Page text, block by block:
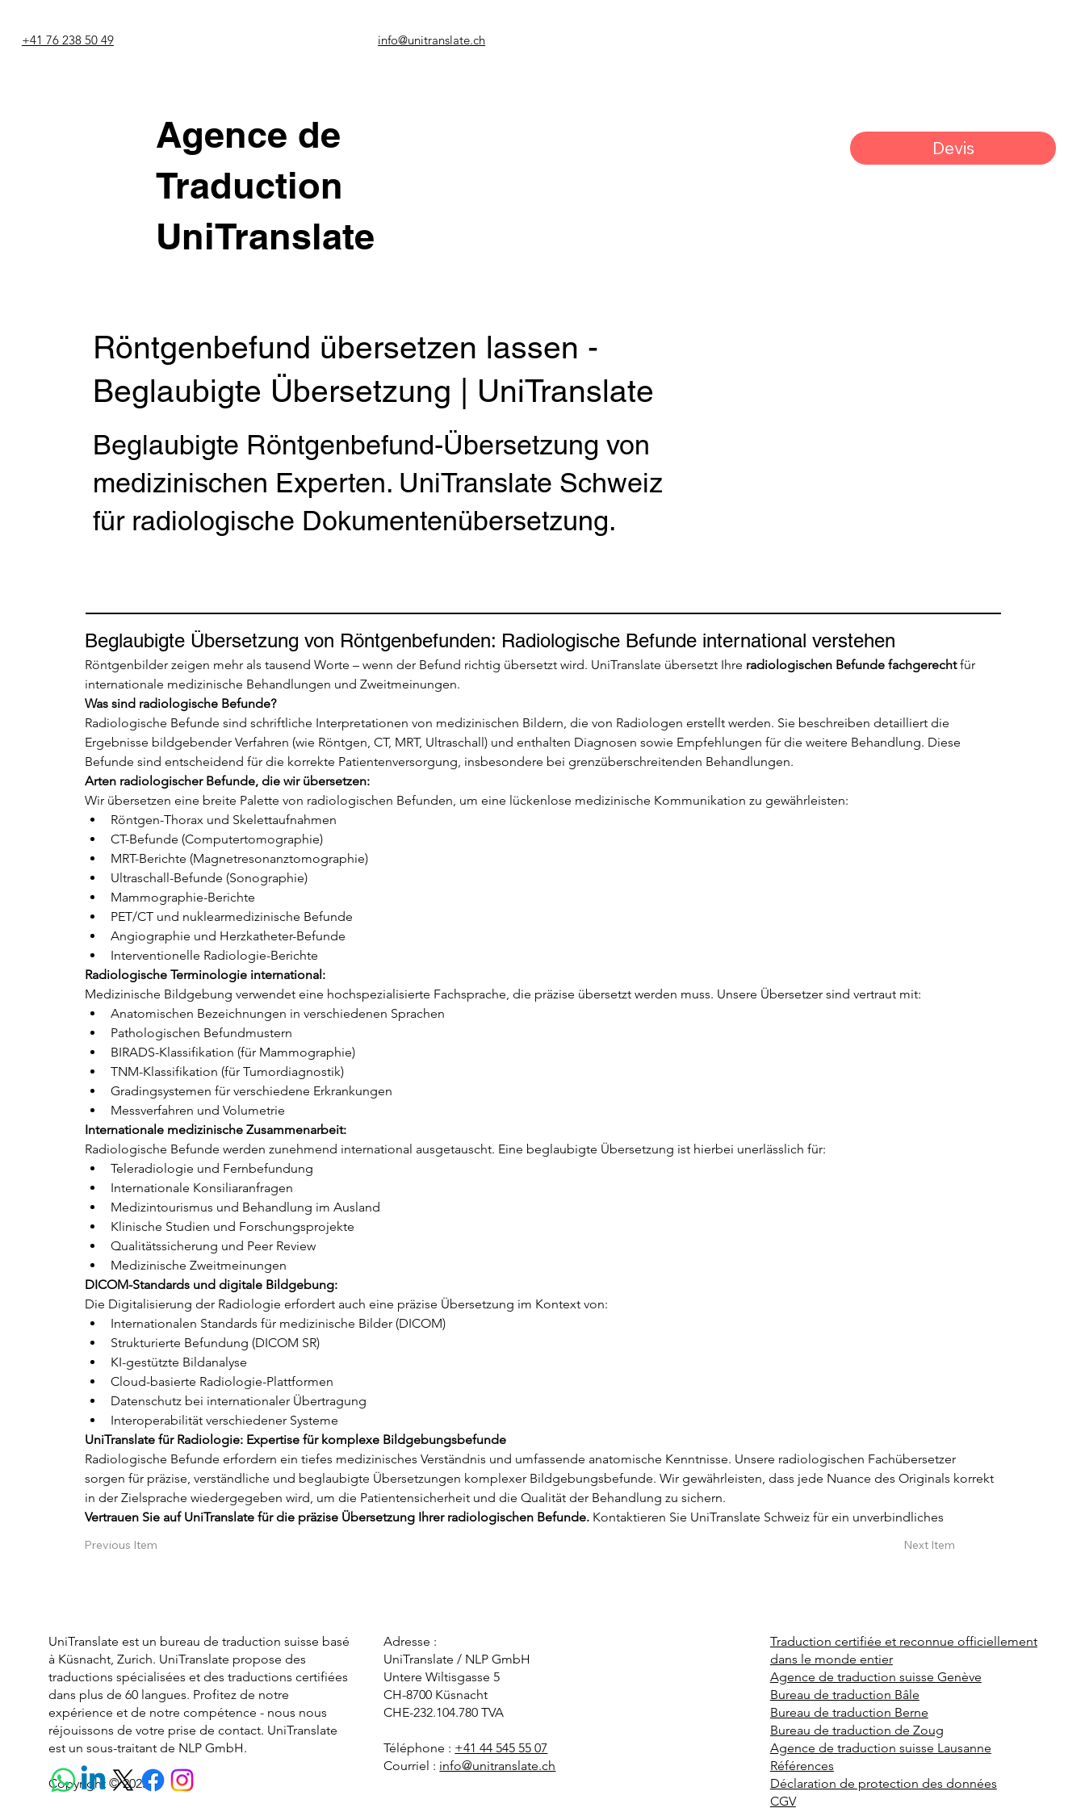
Devis
Agence de
Traduction
UniTranslate
+41 76 238 50 49 info@unitranslate.ch
Röntgenbefund übersetzen lassen -
Beglaubigte Übersetzung | UniTranslate
Beglaubigte Röntgenbefund-Übersetzung von
medizinischen Experten. UniTranslate Schweiz
für radiologische Dokumentenübersetzung.
Beglaubigte Übersetzung von Röntgenbefunden: Radiologische Befunde international verstehen
Röntgenbilder zeigen mehr als tausend Worte – wenn der Befund richtig übersetzt wird. UniTranslate übersetzt Ihre radiologischen Befunde fachgerecht für
internationale medizinische Behandlungen und Zweitmeinungen.
Was sind radiologische Befunde?
Radiologische Befunde sind schriftliche Interpretationen von medizinischen Bildern, die von Radiologen erstellt werden. Sie beschreiben detailliert die
Ergebnisse bildgebender Verfahren (wie Röntgen, CT, MRT, Ultraschall) und enthalten Diagnosen sowie Empfehlungen für die weitere Behandlung. Diese
Befunde sind entscheidend für die korrekte Patientenversorgung, insbesondere bei grenzüberschreitenden Behandlungen.
Arten radiologischer Befunde, die wir übersetzen:
Wir übersetzen eine breite Palette von radiologischen Befunden, um eine lückenlose medizinische Kommunikation zu gewährleisten:
Röntgen-Thorax und Skelettaufnahmen
CT-Befunde (Computertomographie)
MRT-Berichte (Magnetresonanztomographie)
Ultraschall-Befunde (Sonographie)
Mammographie-Berichte
PET/CT und nuklearmedizinische Befunde
Angiographie und Herzkatheter-Befunde
Interventionelle Radiologie-Berichte
Radiologische Terminologie international:
Medizinische Bildgebung verwendet eine hochspezialisierte Fachsprache, die präzise übersetzt werden muss. Unsere Übersetzer sind vertraut mit:
Anatomischen Bezeichnungen in verschiedenen Sprachen
Pathologischen Befundmustern
BIRADS-Klassifikation (für Mammographie)
TNM-Klassifikation (für Tumordiagnostik)
Gradingsystemen für verschiedene Erkrankungen
Messverfahren und Volumetrie
Internationale medizinische Zusammenarbeit:
Radiologische Befunde werden zunehmend international ausgetauscht. Eine beglaubigte Übersetzung ist hierbei unerlässlich für:
Teleradiologie und Fernbefundung
Internationale Konsiliaranfragen
Medizintourismus und Behandlung im Ausland
Klinische Studien und Forschungsprojekte
Qualitätssicherung und Peer Review
Medizinische Zweitmeinungen
DICOM-Standards und digitale Bildgebung:
Die Digitalisierung der Radiologie erfordert auch eine präzise Übersetzung im Kontext von:
Internationalen Standards für medizinische Bilder (DICOM)
Strukturierte Befundung (DICOM SR)
KI-gestützte Bildanalyse
Cloud-basierte Radiologie-Plattformen
Datenschutz bei internationaler Übertragung
Interoperabilität verschiedener Systeme
UniTranslate für Radiologie: Expertise für komplexe Bildgebungsbefunde
Radiologische Befunde erfordern ein tiefes medizinisches Verständnis und umfassende anatomische Kenntnisse. Unsere radiologischen Fachübersetzer
sorgen für präzise, verständliche und beglaubigte Übersetzungen komplexer Bildgebungsbefunde. Wir gewährleisten, dass jede Nuance des Originals korrekt
in der Zielsprache wiedergegeben wird, um die Patientensicherheit und die Qualität der Behandlung zu sichern.
Vertrauen Sie auf UniTranslate für die präzise Übersetzung Ihrer radiologischen Befunde. Kontaktieren Sie UniTranslate Schweiz für ein unverbindliches
Previous Item Next Item
Adresse :
UniTranslate / NLP GmbH
Untere Wiltisgasse 5
CH-8700 Küsnacht
CHE-232.104.780 TVA
Téléphone : +41 44 545 55 07
Courriel : info@unitranslate.ch
UniTranslate est un bureau de traduction suisse basé
à Küsnacht, Zurich. UniTranslate propose des
traductions spécialisées et des traductions certifiées
dans plus de 60 langues. Profitez de notre
expérience et de notre compétence - nous nous
réjouissons de votre prise de contact. UniTranslate
est un sous-traitant de NLP GmbH.
Copyright © 2025.
Traduction certifiée et reconnue officiellement
dans le monde entier
Agence de traduction suisse Genève
Bureau de traduction Bâle
Bureau de traduction Berne
Bureau de traduction de Zoug
Agence de traduction suisse Lausanne
Références
Déclaration de protection des données
CGV